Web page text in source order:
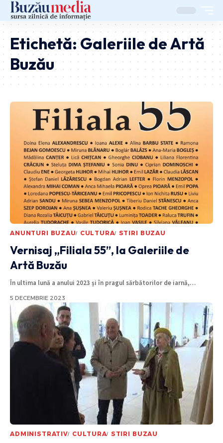
Etichetă:Galeriile de Artă
Buzău
ANUNTURI BUZAU CULTURA STIRI BUZAU
Vernisaj „Filiala 55”, la Galeriile de
Artă Buzău
În ultima lună a anului 2023 și în pragul sărbătorilor de iarnă,…
5 DECEMBRIE 2023
ADMINISTRATIV CULTURA STIRI BUZAU